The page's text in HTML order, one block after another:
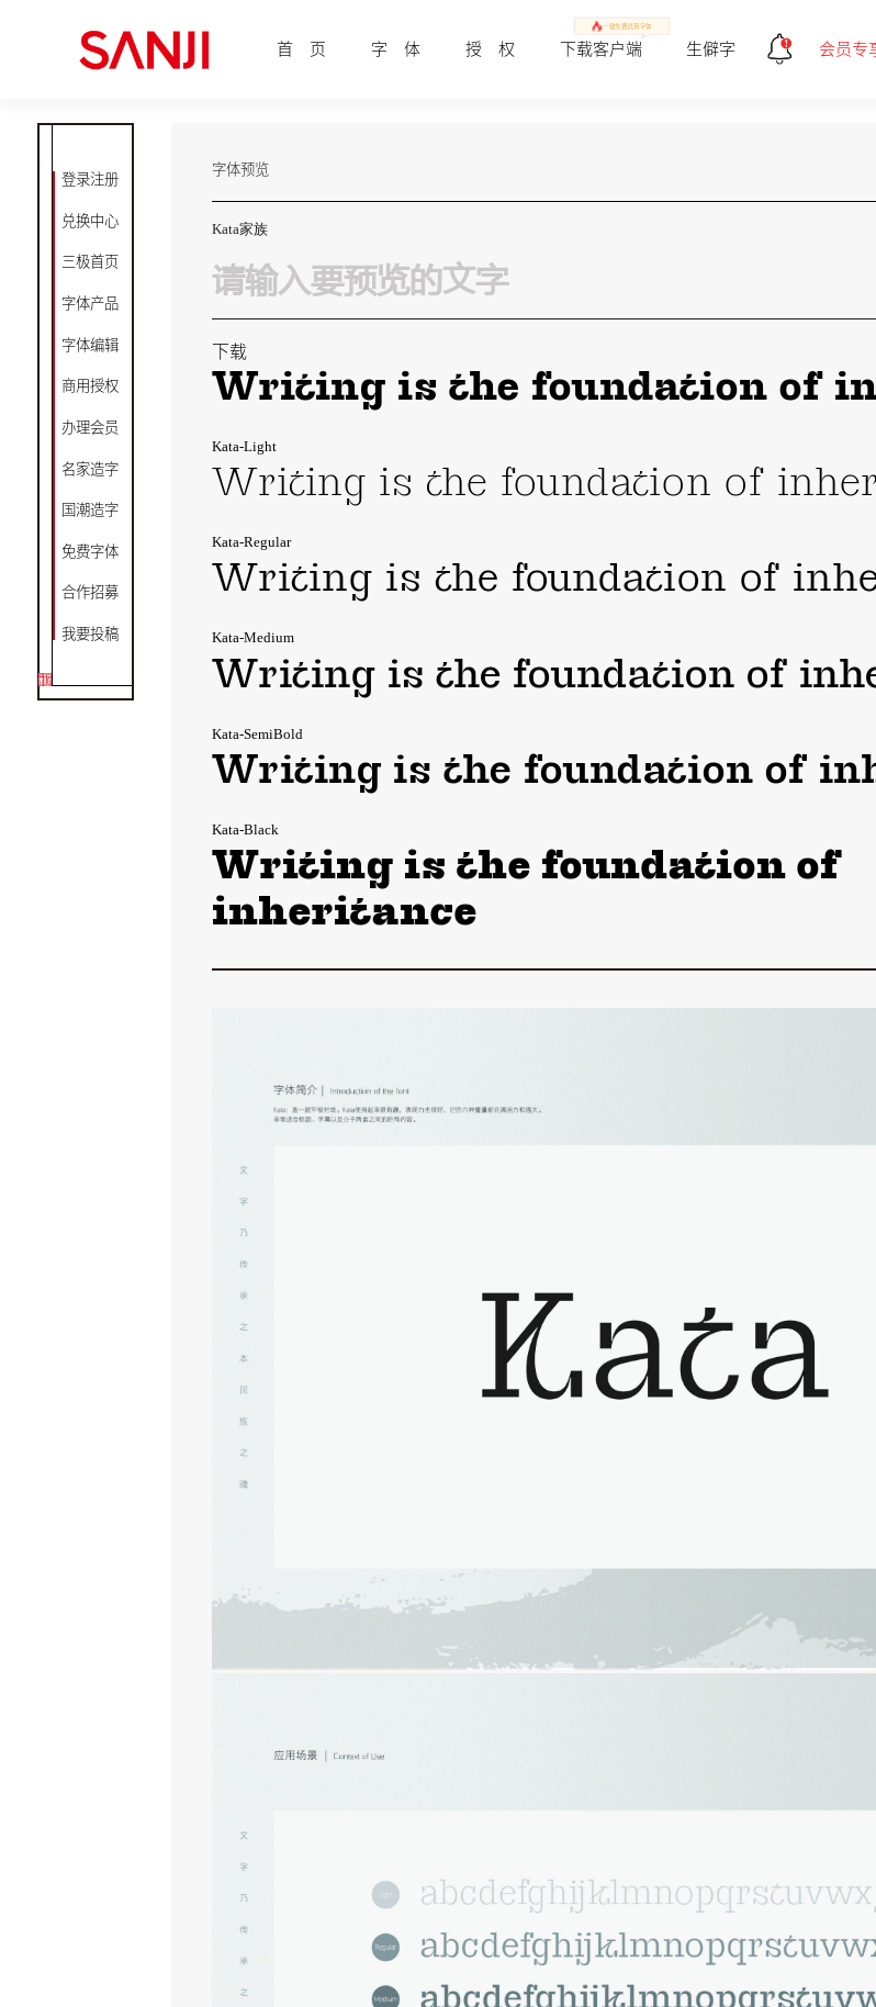
首 页 字 体 授 权
一健免费试用字体
下载客户端 生僻字 会员专
登录注册
兑换中心
三极首页
字体产品
字体编辑
商用授权
办理会员
名家造字
国潮造字
免费字体
合作招募
我要投稿
字体预览
Kata家族
下载
Writing is the foundation of
Kata-Light
Writing is the foundation of
Kata-Regular
Writing is the foundation of
Kata-Medium
Writing is the foundation of
Kata-SemiBold
Writing is the foundation of
Kata-Black
Writing is the foundation of
inheritance